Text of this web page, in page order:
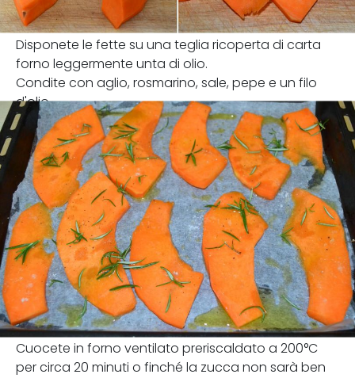
Disponete le fette su una teglia ricoperta di carta
forno leggermente unta di olio.
Condite con aglio, rosmarino, sale, pepe e un filo
d'olio.
Cuocete in forno ventilato preriscaldato a 200°C
per circa 20 minuti o finché la zucca non sarà ben